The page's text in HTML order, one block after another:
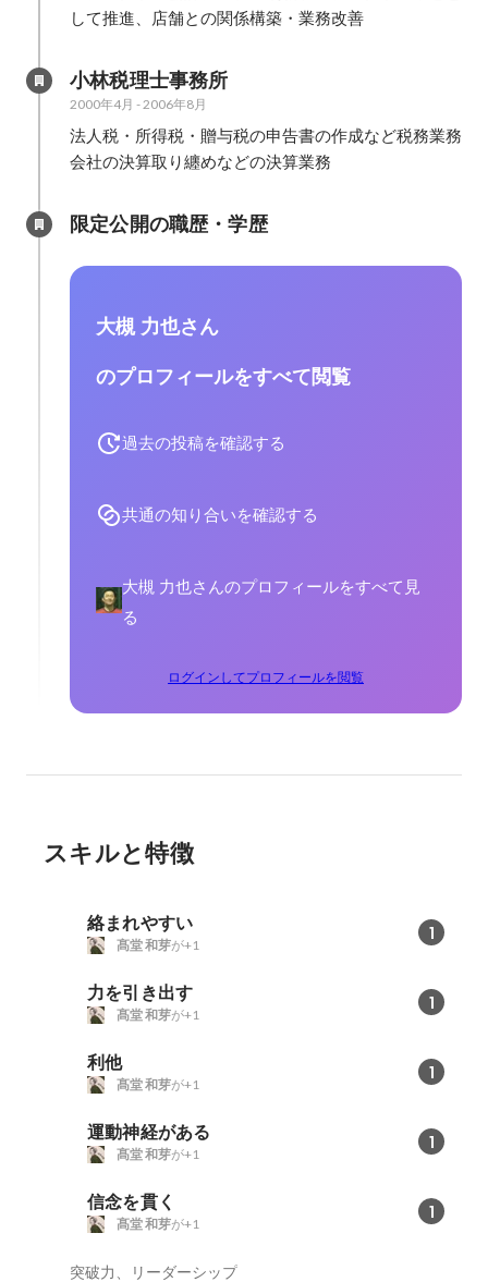
して推進、店舗との関係構築・業務改善
小林税理士事務所
2000年4月 -2006年8月
法人税・所得税・贈与税の申告書の作成など税務業務
会社の決算取り纏めなどの決算業務
限定公開の職歴・学歴
大槻 力也さん
のプロフィールをすべて閲覧
過去の投稿を確認する
共通の知り合いを確認する
大槻 力也さんのプロフィールをすべて見
る
ログインしてプロフィールを閲覧
スキルと特徴
絡まれやすい 1
髙堂 和芽が+1
力を引き出す 1
髙堂 和芽が+1
利他 1
髙堂 和芽が+1
運動神経がある 1
髙堂 和芽が+1
信念を貫く 1
髙堂 和芽が+1
突破力、リーダーシップ